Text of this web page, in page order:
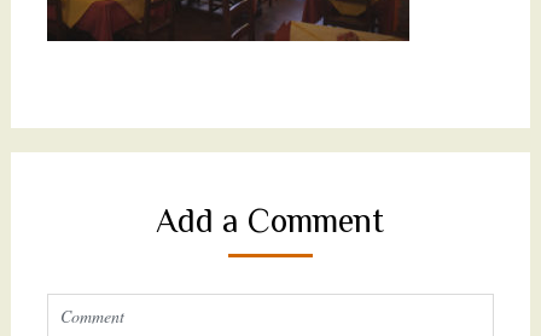
Add a Comment